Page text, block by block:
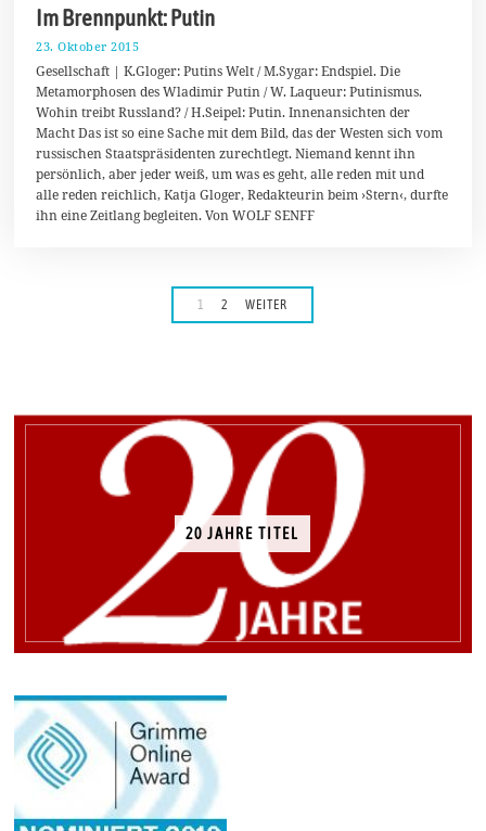
Im Brennpunkt: Putin
23. Oktober 2015
.
O
k
t
b
e
r
2
0
Gesellschaft | K.Gloger: Putins Welt / M.Sygar: Endspiel. Die
Metamorphosen des Wladimir Putin / W. Laqueur: Putinismus.
Wohin treibt Russland? / H.Seipel: Putin. Innenansichten der
Macht Das ist so eine Sache mit dem Bild, das der Westen sich vom
russischen Staatspräsidenten zurechtlegt. Niemand kennt ihn
persönlich, aber jeder weiß, um was es geht, alle reden mit und
alle reden reichlich, Katja Gloger, Redakteurin beim ›Stern‹, durfte
ihn eine Zeitlang begleiten. Von WOLF SENFF
1 2 WEITER
20 JAHRE TITEL